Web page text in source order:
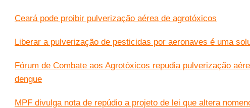
Ceará pode proibir pulverização aérea de agrotóxicos
Liberar a pulverização de pesticidas por aeronaves é uma
Fórum de Combate aos Agrotóxicos repudia pulverização
dengue
MPF divulga nota de repúdio a projeto de lei que altera